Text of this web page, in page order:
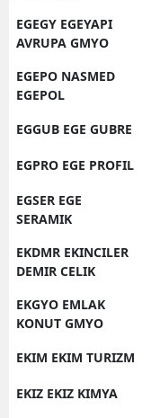
EGEGY EGEYAPI
AVRUPA GMYO
EGEPO NASMED
EGEPOL
EGGUB EGE GUBRE
EGPRO EGE PROFIL
EGSER EGE
SERAMIK
EKDMR EKINCILER
DEMIR CELIK
EKGYO EMLAK
KONUT GMYO
EKIM EKIM TURIZM
EKIZ EKIZ KIMYA